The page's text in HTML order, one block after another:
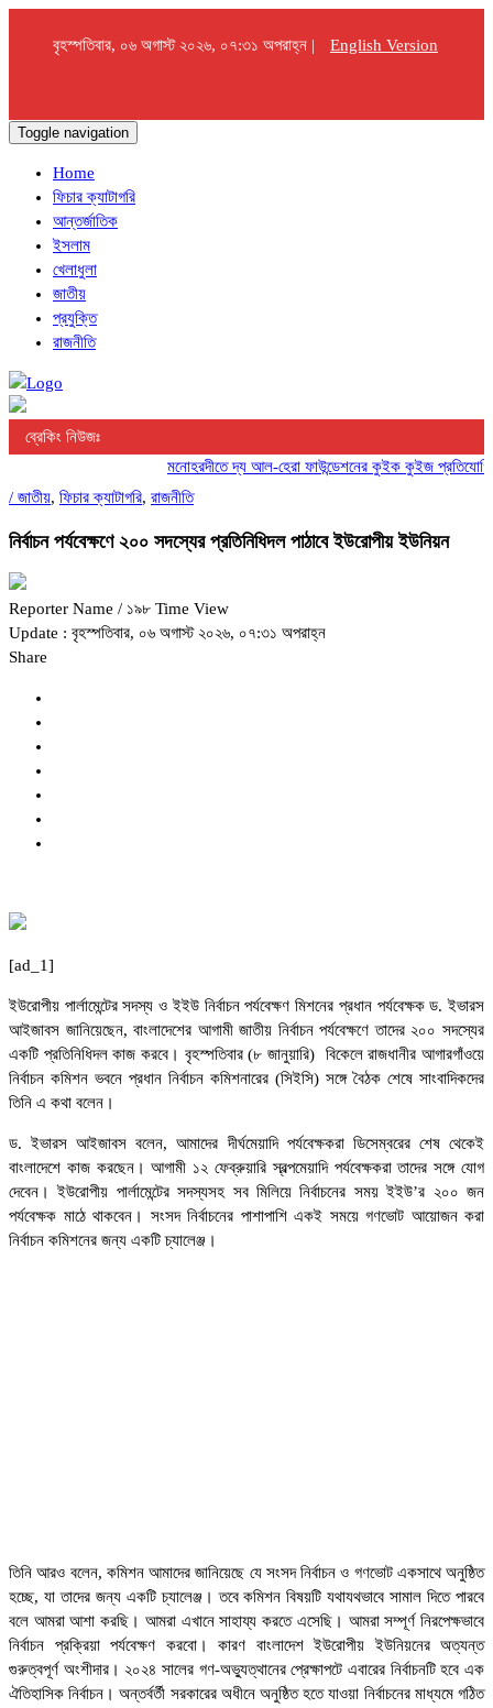
বৃহস্পতিবার, ০৬ অগাস্ট ২০২৬, ০৭:৩১ অপরাহ্ন | English Version
Toggle navigation
Home
ফিচার ক্যাটাগরি
আন্তর্জাতিক
ইসলাম
খেলাধুলা
জাতীয়
প্রযুক্তি
রাজনীতি
ব্রেকিং নিউজঃ
মনোহরদীতে দ্য আল-হেরা ফাউন্ডেশনের কুইক কুইজ প্রতিযোগিতা
/ জাতীয়, ফিচার ক্যাটাগরি, রাজনীতি
নির্বাচন পর্যবেক্ষণে ২০০ সদস্যের প্রতিনিধিদল পাঠাবে ইউরোপীয় ইউনিয়ন
Reporter Name / ১৯৮ Time View
Update : বৃহস্পতিবার, ০৬ অগাস্ট ২০২৬, ০৭:৩১ অপরাহ্ন
Share
[ad_1]
ইউরোপীয় পার্লামেন্টের সদস্য ও ইইউ নির্বাচন পর্যবেক্ষণ মিশনের প্রধান পর্যবেক্ষক ড. ইভারস
আইজাবস জানিয়েছেন, বাংলাদেশের আগামী জাতীয় নির্বাচন পর্যবেক্ষণে তাদের ২০০ সদস্যের
একটি প্রতিনিধিদল কাজ করবে। বৃহস্পতিবার (৮ জানুয়ারি) বিকেলে রাজধানীর আগারগাঁওয়ে
নির্বাচন কমিশন ভবনে প্রধান নির্বাচন কমিশনারের (সিইসি) সঙ্গে বৈঠক শেষে সাংবাদিকদের
তিনি এ কথা বলেন।
ড. ইভারস আইজাবস বলেন, আমাদের দীর্ঘমেয়াদি পর্যবেক্ষকরা ডিসেম্বরের শেষ থেকেই
বাংলাদেশে কাজ করছেন। আগামী ১২ ফেব্রুয়ারি স্বল্পমেয়াদি পর্যবেক্ষকরা তাদের সঙ্গে যোগ
দেবেন। ইউরোপীয় পার্লামেন্টের সদস্যসহ সব মিলিয়ে নির্বাচনের সময় ইইউ’র ২০০ জন
পর্যবেক্ষক মাঠে থাকবেন। সংসদ নির্বাচনের পাশাপাশি একই সময়ে গণভোট আয়োজন করা
নির্বাচন কমিশনের জন্য একটি চ্যালেঞ্জ।
তিনি আরও বলেন, কমিশন আমাদের জানিয়েছে যে সংসদ নির্বাচন ও গণভোট একসাথে অনুষ্ঠিত
হচ্ছে, যা তাদের জন্য একটি চ্যালেঞ্জ। তবে কমিশন বিষয়টি যথাযথভাবে সামাল দিতে পারবে
বলে আমরা আশা করছি। আমরা এখানে সাহায্য করতে এসেছি। আমরা সম্পূর্ণ নিরপেক্ষভাবে
নির্বাচন প্রক্রিয়া পর্যবেক্ষণ করবো। কারণ বাংলাদেশ ইউরোপীয় ইউনিয়নের অত্যন্ত
গুরুত্বপূর্ণ অংশীদার। ২০২৪ সালের গণ-অভ্যুত্থানের প্রেক্ষাপটে এবারের নির্বাচনটি হবে এক
ঐতিহাসিক নির্বাচন। অন্তর্বর্তী সরকারের অধীনে অনুষ্ঠিত হতে যাওয়া নির্বাচনের মাধ্যমে গঠিত